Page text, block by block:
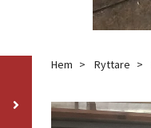
Hem Ryttare